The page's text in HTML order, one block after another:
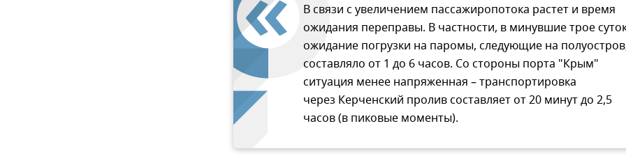
В связи с увеличением пассажиропотока растет и время
ожидания переправы. В частности, в минувшие трое
ожидание погрузки на паромы, следующие на
составляло от 1 до 6 часов. Со стороны порта "Крым"
ситуация менее напряженная – транспортировка
через Керченский пролив составляет от 20 минут до 2,5
часов (в пиковые моменты).